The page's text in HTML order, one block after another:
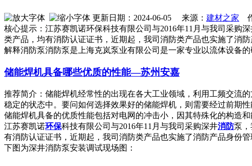
更新日期：2024-06-05 来源： 建材之家
核心提示：江苏赛凯诺环保科技有限公司与2016年11月与我司采购
类产品，均有消防认证证书，近期起，我司消防类产品也实施了
解释消防泵消防泵是上海克岚泵业有限公司是一家专业以流体设备
储能焊机具备哪些优质的性能—苏州安嘉
推荐简介：储能焊机经常性的出现在各大工业领域，利用工频交流
稳定的状态中。要问如何选择效果好的储能焊机，则需要经过前期
储能焊机具备的优质性能包括对电网的冲击小，因其特殊化的构造
江苏赛凯诺环保科技有限公司与2016年11月与我司采购深井消防泵
有消防认证证书，近期起，我司消防类产品也实施了消防产品身份
下图为深井消防泵安装调试现场图：